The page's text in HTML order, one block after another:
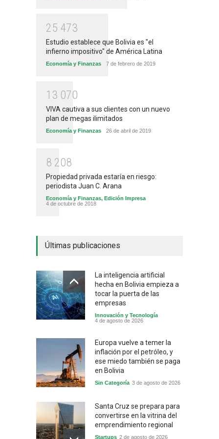
25 473
Estudio establece que Bolivia es "el
infierno impositivo" de América Latina
Economía y Finanzas 7 de febrero de 2019
1 3 070
VIVA cautiva a sus clientes con un nuevo
plan de megas ilimitados
Economía y Finanzas 26 de abril de 2019
8 208
Propiedad privada estaría en riesgo:
periodista Juan C. Arana
Economía y Finanzas, Edición Impresa
4 de octubre de 2018
Últimas publicaciones
La inteligencia artificial
hecha en Bolivia empieza a
tocar la puerta de las
empresas
Innovación y Tecnología
4 de agosto de 2026
Europa vuelve a temer la
inflación por el petróleo, y
ese miedo también se paga
en Bolivia
Sin Categoría 3 de agosto de 2026
Santa Cruz se prepara para
convertirse en la vitrina del
emprendimiento regional
Startups 2 de agosto de 2026